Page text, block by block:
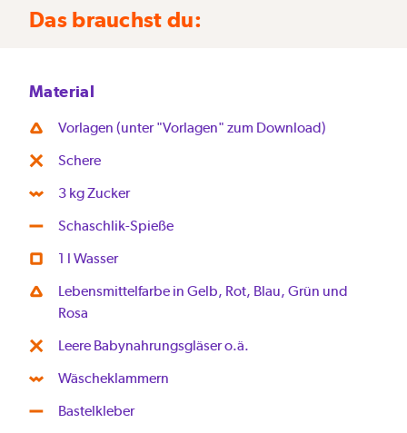
Das brauchst du:
Material
Vorlagen (unter "Vorlagen" zum Download)
Schere
3 kg Zucker
Schaschlik-Spieße
1 l Wasser
Lebensmittelfarbe in Gelb, Rot, Blau, Grün und
Rosa
Leere Babynahrungsgläser o.ä.
Wäscheklammern
Bastelkleber